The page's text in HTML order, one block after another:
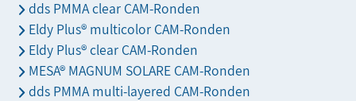
dds PMMA clear CAM-Ronden
Eldy Plus® multicolor CAM-Ronden
Eldy Plus® clear CAM-Ronden
MESA® MAGNUM SOLARE CAM-Ronden
dds PMMA multi-layered CAM-Ronden